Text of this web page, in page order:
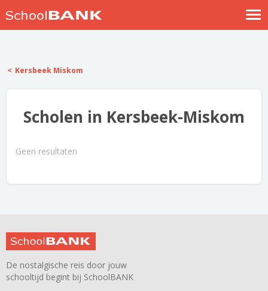
Help
Kersbeek Miskom
Scholen in Kersbeek-Miskom
Geen resultaten
De nostalgische reis door jouw
schooltijd begint bij SchoolBANK